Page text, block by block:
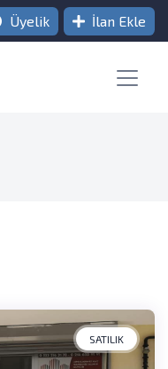
Üyelik İlan Ekle
SATILIK